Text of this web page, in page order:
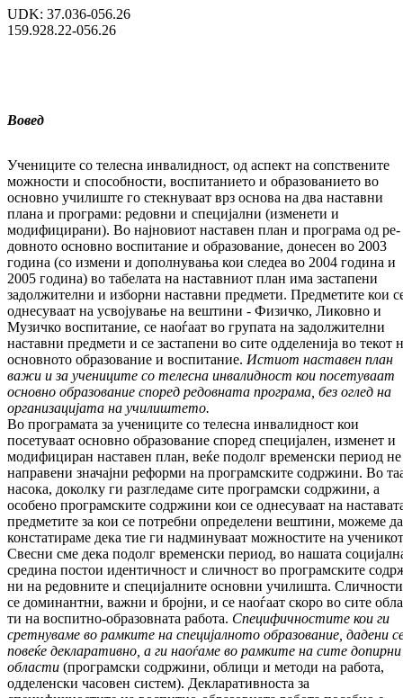
UDK: 37.036-056.26
159.928.22-056.26
Вовед
Учениците со телесна инвалидност, од аспект на сопствените
можности и способ­нос­ти, воспитанието и образованието во
основ­но училиште го стекнуваат врз основа на два наставни
плана и програми: редовни и специјални (изменети и
модифицирани). Во најновиот наставен план и програма од ре­
довното основно воспитание и обра­зо­ва­ние, донесен во 2003
година (со измени и до­пол­нувања кои следеа во 2004 година и
2005 го­дина) во табелата на наставниот план има за­стапени
задолжителни и изборни наставни пред­мети. Предметите кои
однесуваат на ус­војување на вештини - Физичко, Ликовно и
Музичко воспитание, се наоѓаат во групата на задолжителни
наставни предмети и се за­ста­пени во сите одделенија во текот
основ­ното образование и воспитание. Истиот наставен план
важи и за учениците со телесна инвалидност кои посетуваат
основно образование според редовната програма, без оглед на
организацијата на училиштето.
Во програмата за учениците со телесна инва­лид­ност кои
посетуваат основно обра­зо­ва­ние според специјален, изменет и
моди­фи­ци­ран наставен план, веќе подолг временски пе­риод не
направени значајни реформи на про­грамските содржини. Во
насока, до­кол­ку ги разгледаме сите програмски со­др­жи­ни, а
особено програмските содржи­ни кои се однесуваат на
пред­ме­ти­те за кои се потребни определени вештини, мо­же­ме да
констатираме дека тие ги над­ми­ну­ваат мож­ностите на
Свесни сме дека подолг временски период, во нашата
средина постои иден­тич­­ност и сличност во програмските
ни на редовните и специјалните основни учи­лишта.
се доминантни, важ­ни и бројни, и се наоѓаат скоро во сите
ти на воспитно-образовната работа. Специфичностите кои ги
сретнуваме во рамките на специјалното образование, дадени
повеќе декларативно, а ги наоѓаме во рамките на сите допирни
области (про­грам­ски содржини, облици и методи на ра­бо­та,
одделенски часовен систем). Дек­ла­ра­тив­носта за